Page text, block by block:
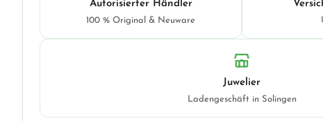
Autorisierter Händler
100 % Original & Neuware
Juwelier
Ladengeschäft in Solingen